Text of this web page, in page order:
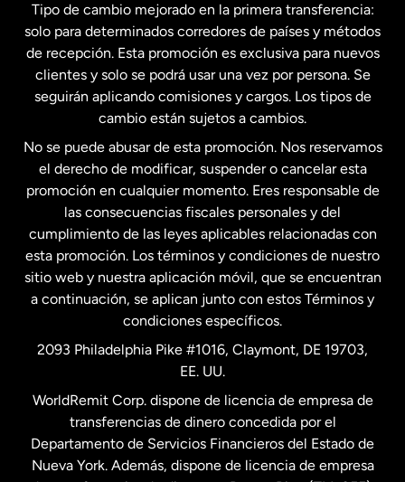
Estados Unidos English
Estados Unidos Español
Francia
Malasia
Nueva Zelanda
Países Bajos
Suecia
Tipo de cambio mejorado en la primera transferencia:
solo para determinados corredores de países y métodos
de recepción. Esta promoción es exclusiva para nuevos
clientes y solo se podrá usar una vez por persona. Se
seguirán aplicando comisiones y cargos. Los tipos de
cambio están sujetos a cambios.
No se puede abusar de esta promoción. Nos reservamos
el derecho de modificar, suspender o cancelar esta
promoción en cualquier momento. Eres responsable de
las consecuencias fiscales personales y del
cumplimiento de las leyes aplicables relacionadas con
esta promoción. Los términos y condiciones de nuestro
sitio web y nuestra aplicación móvil, que se encuentran
a continuación, se aplican junto con estos Términos y
condiciones específicos.
2093 Philadelphia Pike #1016, Claymont, DE 19703,
EE. UU.
WorldRemit Corp. dispone de licencia de empresa de
transferencias de dinero concedida por el
Departamento de Servicios Financieros del Estado de
Nueva York. Además, dispone de licencia de empresa